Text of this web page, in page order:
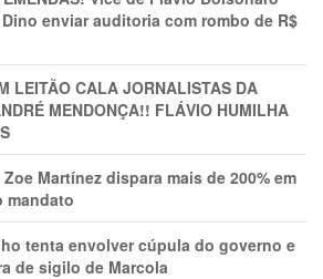
enviar auditoria com rombo de R$
LEITÃO CALA JORNALISTAS DA
MENDONÇA!! FLÁVIO HUMILHA
Martínez dispara mais de 200% em
mandato
tenta envolver cúpula do governo e
de sigilo de Marcola